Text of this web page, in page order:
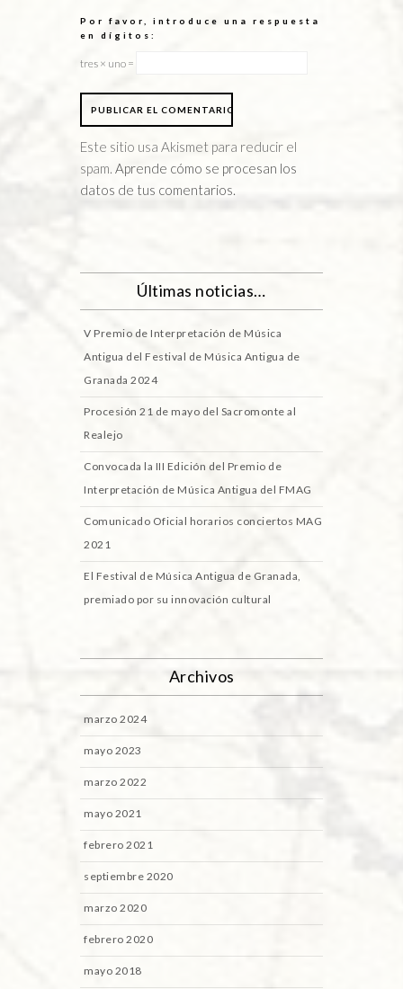
Por favor, introduce una respuesta
en dígitos:
tres × uno =
Este sitio usa Akismet para reducir el
spam. Aprende cómo se procesan los
datos de tus comentarios.
Últimas noticias…
V Premio de Interpretación de Música
Antigua del Festival de Música Antigua de
Granada 2024
Procesión 21 de mayo del Sacromonte al
Realejo
Convocada la III Edición del Premio de
Interpretación de Música Antigua del FMAG
Comunicado Oficial horarios conciertos MAG
2021
El Festival de Música Antigua de Granada,
premiado por su innovación cultural
Archivos
marzo 2024
mayo 2023
marzo 2022
mayo 2021
febrero 2021
septiembre 2020
marzo 2020
febrero 2020
mayo 2018